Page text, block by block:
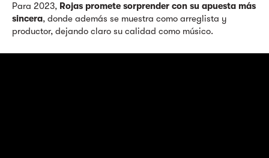
Para 2023, Rojas promete sorprender con su apuesta más
sincera, donde además se muestra como arreglista y
productor, dejando claro su calidad como músico.